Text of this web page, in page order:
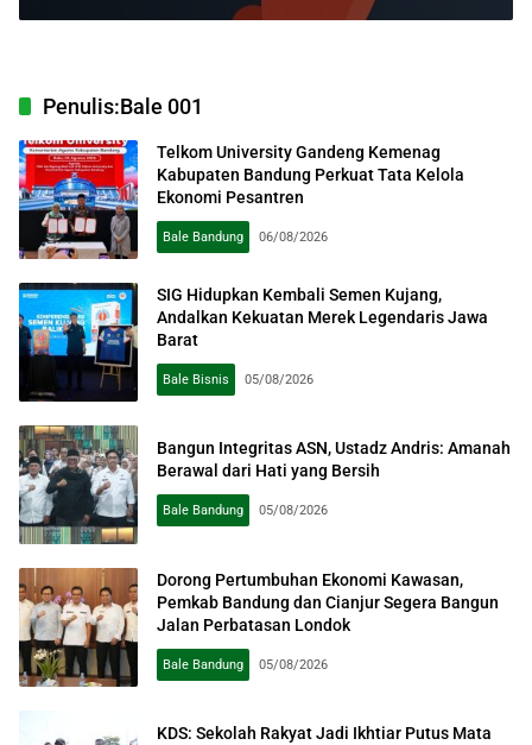
Penulis:Bale 001
Telkom University Gandeng Kemenag
Kabupaten Bandung Perkuat Tata Kelola
Ekonomi Pesantren
Bale Bandung 06/08/2026
SIG Hidupkan Kembali Semen Kujang,
Andalkan Kekuatan Merek Legendaris Jawa
Barat
Bale Bisnis 05/08/2026
Bangun Integritas ASN, Ustadz Andris: Amanah
Berawal dari Hati yang Bersih
Bale Bandung 05/08/2026
Dorong Pertumbuhan Ekonomi Kawasan,
Pemkab Bandung dan Cianjur Segera Bangun
Jalan Perbatasan Londok
Bale Bandung 05/08/2026
KDS: Sekolah Rakyat Jadi Ikhtiar Putus Mata